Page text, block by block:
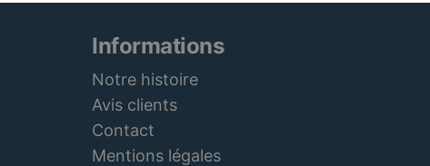
Informations
Notre histoire
Avis clients
Contact
Mentions légales